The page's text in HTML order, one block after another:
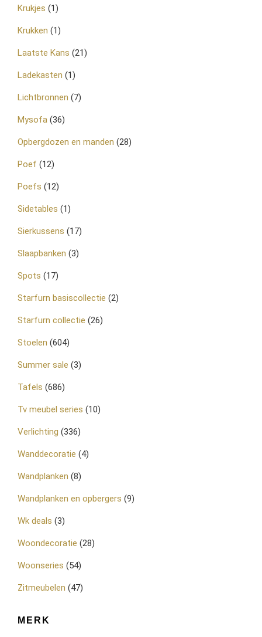
Krukjes (1)
Krukken (1)
Laatste Kans (21)
Ladekasten (1)
Lichtbronnen (7)
Mysofa (36)
Opbergdozen en manden (28)
Poef (12)
Poefs (12)
Sidetables (1)
Sierkussens (17)
Slaapbanken (3)
Spots (17)
Starfurn basiscollectie (2)
Starfurn collectie (26)
Stoelen (604)
Summer sale (3)
Tafels (686)
Tv meubel series (10)
Verlichting (336)
Wanddecoratie (4)
Wandplanken (8)
Wandplanken en opbergers (9)
Wk deals (3)
Woondecoratie (28)
Woonseries (54)
Zitmeubelen (47)
MERK